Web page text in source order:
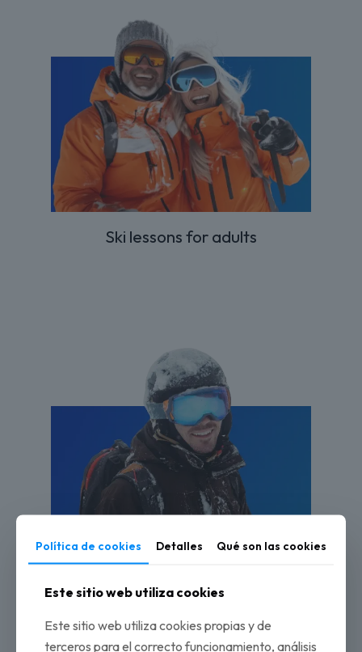
Ski lessons for adults
Private ski lessons
Política de cookies Detalles Qué son las cookies
Este sitio web utiliza cookies
Este sitio web utiliza cookies propias y de
terceros para el correcto funcionamiento, análisis